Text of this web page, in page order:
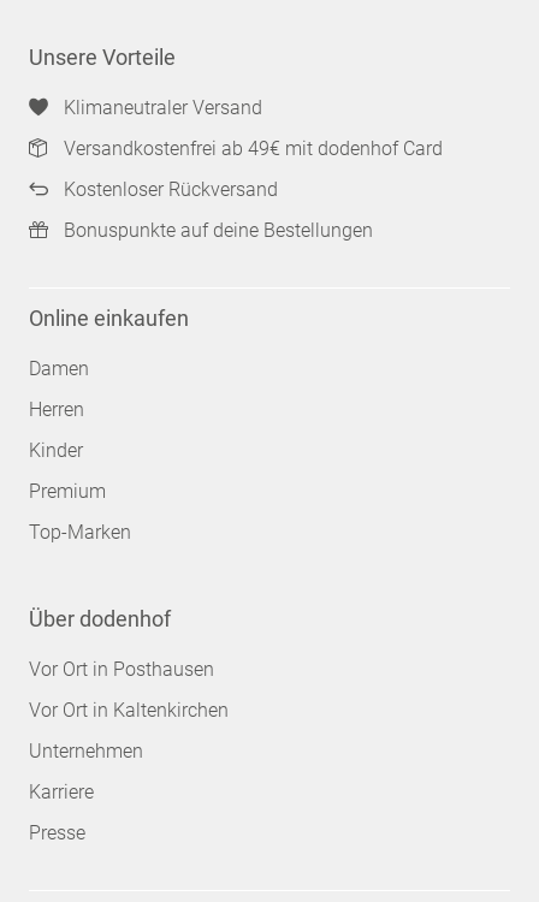
Unsere Vorteile
Klimaneutraler Versand
Versandkostenfrei ab 49€ mit dodenhof Card
Kostenloser Rückversand
Bonuspunkte auf deine Bestellungen
Online einkaufen
Damen
Herren
Kinder
Premium
Top-Marken
Über dodenhof
Vor Ort in Posthausen
Vor Ort in Kaltenkirchen
Unternehmen
Karriere
Presse